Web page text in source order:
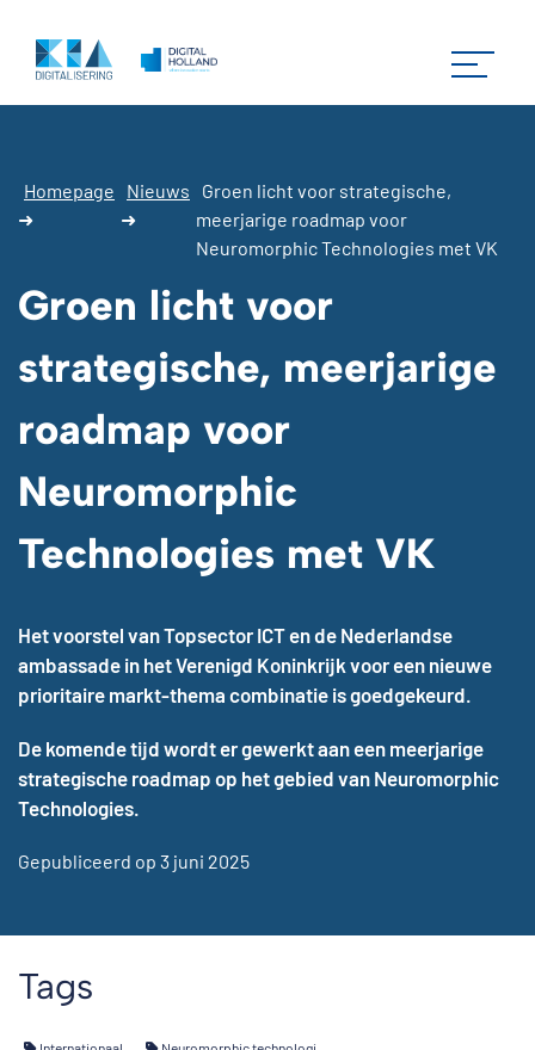
Homepage
➜
Nieuws
➜
Groen licht voor strategische,
meerjarige roadmap voor
Neuromorphic Technologies met VK
Groen licht voor
strategische, meerjarige
roadmap voor
Neuromorphic
Technologies met VK
Het voorstel van Topsector ICT en de Nederlandse
ambassade in het Verenigd Koninkrijk voor een nieuwe
prioritaire markt-thema combinatie is goedgekeurd.
De komende tijd wordt er gewerkt aan een meerjarige
strategische roadmap op het gebied van Neuromorphic
Technologies.
Gepubliceerd op 3 juni 2025
Tags